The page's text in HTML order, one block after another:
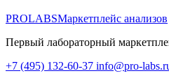
PROLABSМаркетплейс анализов
Первый лабораторный
+7 (495) 132-60-37 info@pro-